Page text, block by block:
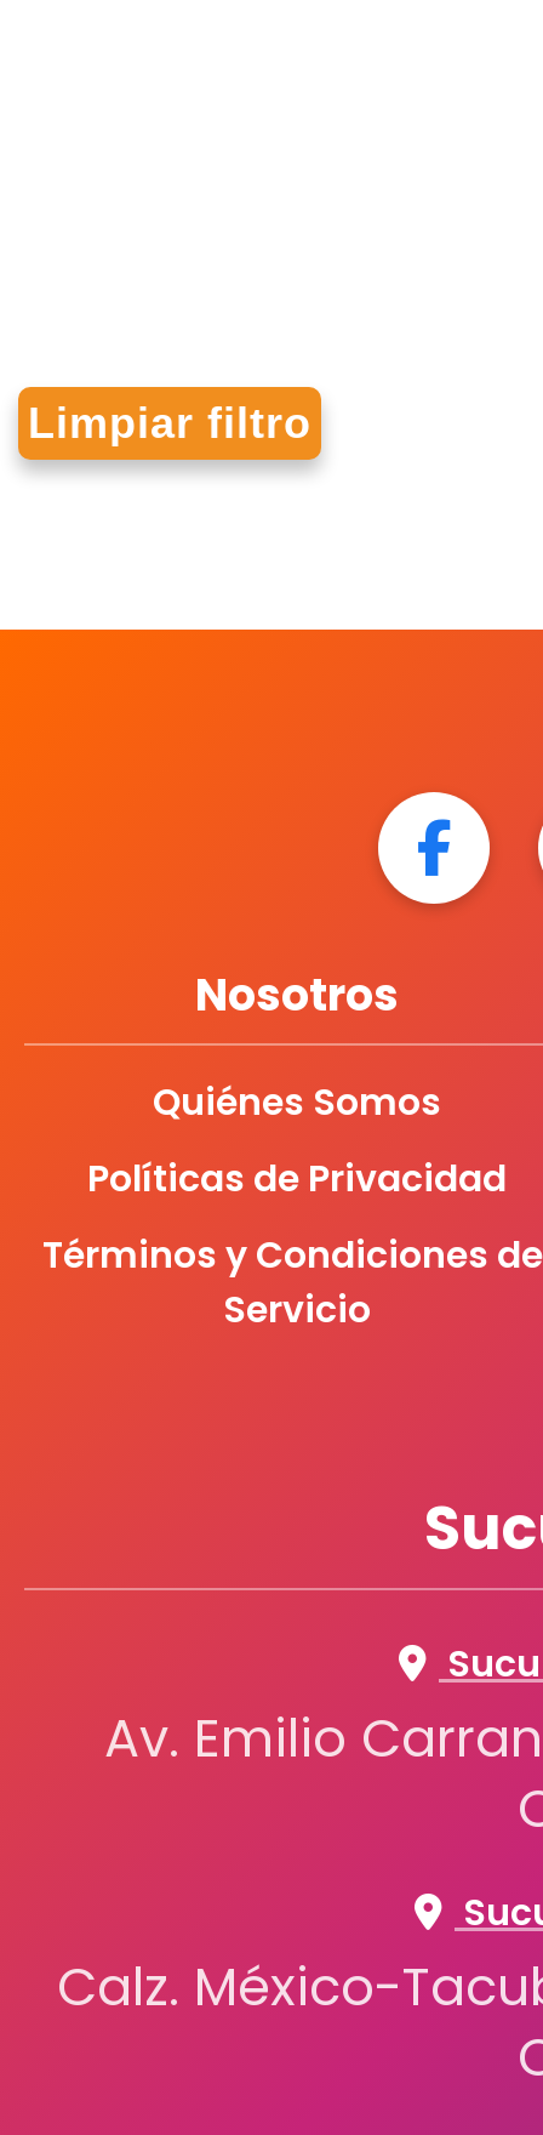
Nosotros
Quiénes Somos
Políticas de Privacidad
Términos y Condiciones
Servicio
Av. Emilio
Calz. México-